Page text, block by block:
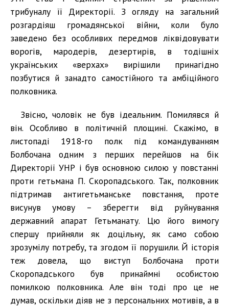
трибуналу її Директорії. З огляду на загальний
розгардіяш громадянської війни, коли було
заведено без особливих передмов ліквідовувати
ворогів, мародерів, дезертирів, в тодішніх
українських «верхах» вирішили принагідно
позбутися й занадто самостійного та амбіційного
полковника.
Звісно, чоловік не був ідеальним. Помилявся й
він. Особливо в політичній площині. Скажімо, в
листопаді 1918-го полк під командуванням
Болбочана одним з перших перейшов на бік
Директорії УНР і був основною силою у повстанні
проти гетьмана П. Скоропадського. Так, полковник
підтримав антигетьманське повстання, проте
висунув умову – зберегти від руйнування
державний апарат Гетьманату. Цю його вимогу
спершу прийняли як доцільну, як само собою
зрозумілу потребу, та згодом її порушили. Й історія
теж довела, що виступ Болбочана проти
Скоропадського був принаймні особистою
помилкою полковника. Але він тоді про це не
думав, оскільки діяв не з персональних мотивів, а в